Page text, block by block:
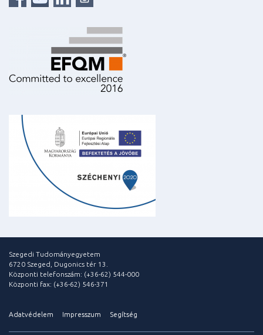
Szegedi Tudományegyetem
6720 Szeged, Dugonics tér 13.
Központi telefonszám: (+36-62) 544-000
Központi fax: (+36-62) 546-371
Adatvédelem Impresszum Segítség